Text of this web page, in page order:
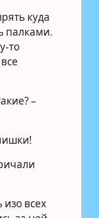
куда
палками.
то
–
всех